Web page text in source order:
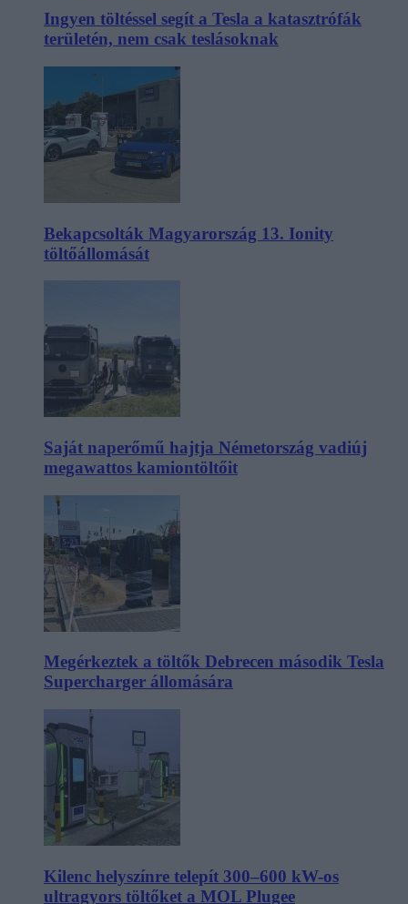
Ingyen töltéssel segít a Tesla a katasztrófák
területén, nem csak teslásoknak
Bekapcsolták Magyarország 13. Ionity
töltőállomását
Saját naperőmű hajtja Németország vadiúj
megawattos kamiontöltőit
Megérkeztek a töltők Debrecen második Tesla
Supercharger állomására
Kilenc helyszínre telepít 300–600 kW-os
ultragyors töltőket a MOL Plugee